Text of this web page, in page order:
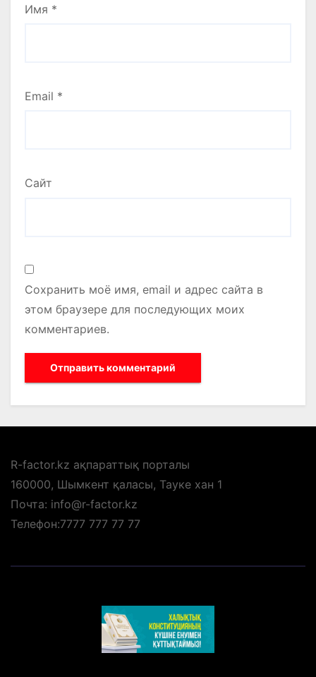
Имя *
Email *
Сайт
Сохранить моё имя, email и адрес сайта в
этом браузере для последующих моих
комментариев.
R-factor.kz ақпараттық порталы
160000, Шымкент қаласы, Тауке хан 1
Почта: info@r-factor.kz
Телефон:7777 777 77 77